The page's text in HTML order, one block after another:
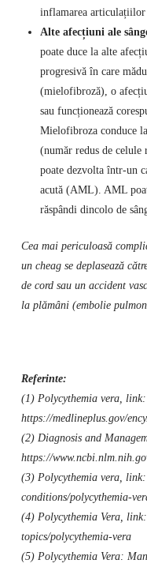
inflamarea articulațiilor
Alte afecțiuni ale
poate duce la alte
progresivă în care
(mielofibroză), o
sau funcționează
Mielofibroza conduce
(număr redus de
poate dezvolta într-un
acută (AML). AML
răspândi dincolo de
Cea mai periculoasă
un cheag se deplasează
de cord sau un accident
la plămâni (embolie
Referinte:
(1) Polycythemia vera, link:
https://medlineplus.gov/
(2) Diagnosis and
https://
(3) Polycythemia vera,
conditions/polycythemia-
(4) Polycythemia Vera,
topics/polycythemia-vera
(5) Polycythemia Vera: